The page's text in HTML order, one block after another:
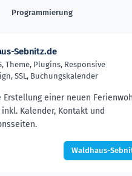
Programmierung
Sebnitz.de
Theme, Plugins, Responsive
SSL, Buchungskalender
Erstellung einer neuen
Kalender, Kontakt und
Waldhaus-